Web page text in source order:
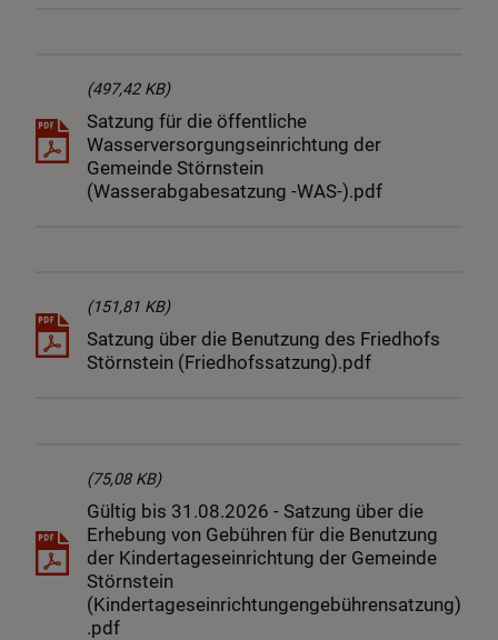
(497,42 KB)
Satzung für die öffentliche
Wasserversorgungseinrichtung der
Gemeinde Störnstein
(Wasserabgabesatzung -WAS-).pdf
(151,81 KB)
Satzung über die Benutzung des Friedhofs
Störnstein (Friedhofssatzung).pdf
(75,08 KB)
Gültig bis 31.08.2026 - Satzung über die
Erhebung von Gebühren für die Benutzung
der Kindertageseinrichtung der Gemeinde
Störnstein
(Kindertageseinrichtungengebührensatzung)
.pdf